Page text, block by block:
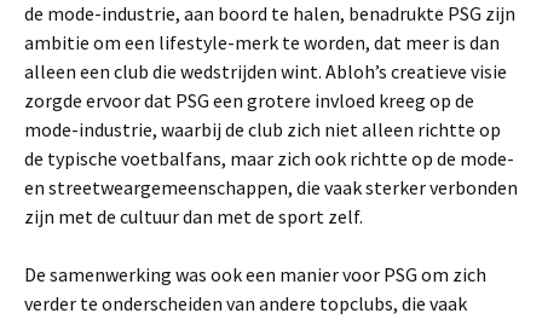
de mode-industrie, aan boord te halen, benadrukte PSG zijn
ambitie om een lifestyle-merk te worden, dat meer is dan
alleen een club die wedstrijden wint. Abloh’s creatieve visie
zorgde ervoor dat PSG een grotere invloed kreeg op de
mode-industrie, waarbij de club zich niet alleen richtte op
de typische voetbalfans, maar zich ook richtte op de mode-
en streetweargemeenschappen, die vaak sterker verbonden
zijn met de cultuur dan met de sport zelf.
De samenwerking was ook een manier voor PSG om zich
verder te onderscheiden van andere topclubs, die vaak